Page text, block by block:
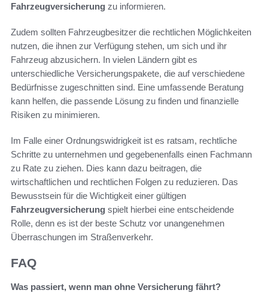
Fahrzeugversicherung zu informieren.
Zudem sollten Fahrzeugbesitzer die rechtlichen Möglichkeiten
nutzen, die ihnen zur Verfügung stehen, um sich und ihr
Fahrzeug abzusichern. In vielen Ländern gibt es
unterschiedliche Versicherungspakete, die auf verschiedene
Bedürfnisse zugeschnitten sind. Eine umfassende Beratung
kann helfen, die passende Lösung zu finden und finanzielle
Risiken zu minimieren.
Im Falle einer Ordnungswidrigkeit ist es ratsam, rechtliche
Schritte zu unternehmen und gegebenenfalls einen Fachmann
zu Rate zu ziehen. Dies kann dazu beitragen, die
wirtschaftlichen und rechtlichen Folgen zu reduzieren. Das
Bewusstsein für die Wichtigkeit einer gültigen
Fahrzeugversicherung spielt hierbei eine entscheidende
Rolle, denn es ist der beste Schutz vor unangenehmen
Überraschungen im Straßenverkehr.
FAQ
Was passiert, wenn man ohne Versicherung fährt?